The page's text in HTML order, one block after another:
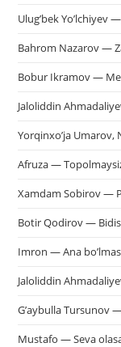
Ulug’bek Yo’lchiyev
Bahrom Nazarov —
Bobur Ikramov —
Jaloliddin
Yorqinxo’ja
Afruza —
Xamdam Sobirov —
Botir Qodirov —
Imron — Ana
Jaloliddin
G’aybulla Tursunov
Mustafo — Seva